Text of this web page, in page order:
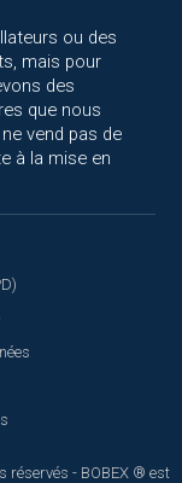
ou des
mais pour
des
que nous
vend pas de
à la mise en
réservés - BOBEX ® est